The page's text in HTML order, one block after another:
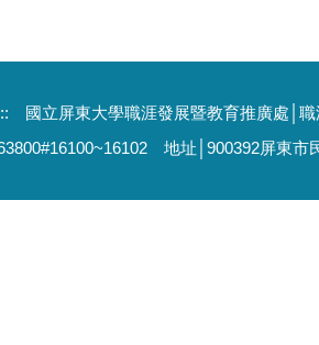
國立屏東大學職涯發展暨教育推廣處│
地址│900392屏東市